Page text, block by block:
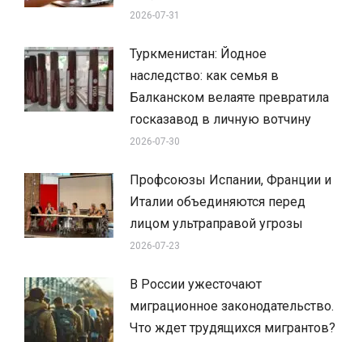
2026-07-31
Туркменистан: Йодное
наследство: как семья в
Балканском велаяте превратила
госказавод в личную вотчину
2026-07-30
Профсоюзы Испании, Франции и
Италии объединяются перед
лицом ультраправой угрозы
2026-07-23
В России ужесточают
миграционное законодательство.
Что ждет трудящихся мигрантов?